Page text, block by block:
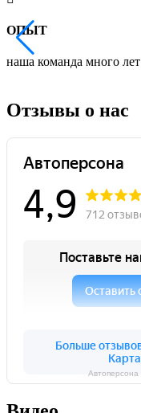
ОПЫТ
наша команда много
Отзывы о нас